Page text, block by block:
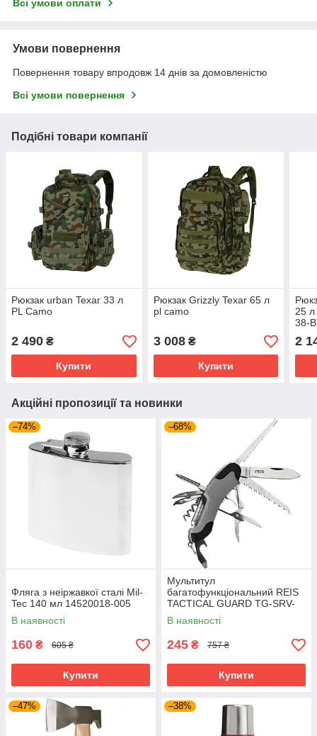
Всі умови оплати
Умови повернення
Повернення товару впродовж 14 днів за домовленістю
Всі умови повернення
Подібні товари компанії
Рюкзак urban Texar 33 л
PL Camo
2 490 ₴
Купити
Рюкзак Grizzly Texar 65 л
pl camo
3 008₴
Купити
25
38-
2
Акційні пропозиції та новинки
–74%
Фляга з неіржавкої сталі Mil-
Tec 140 мл 14520018-005
В наявності
160 ₴ 605 ₴
Купити
–68%
Мультитул
багатофункціональний REIS
TACTICAL GUARD TG-SRV-
MFKP-R SB сіро-чорний
В наявності
245 ₴ 757 ₴
Купити
–47% –38%